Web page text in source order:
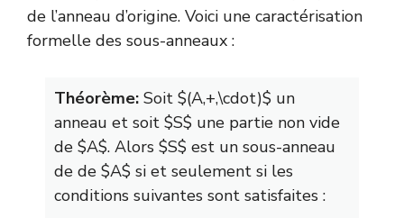
de l’anneau d’origine. Voici une caractérisation
formelle des sous-anneaux :
Théorème: Soit $(A,+,\cdot)$ un
anneau et soit $S$ une partie non vide
de $A$. Alors $S$ est un sous-anneau
de de $A$ si et seulement si les
conditions suivantes sont satisfaites :